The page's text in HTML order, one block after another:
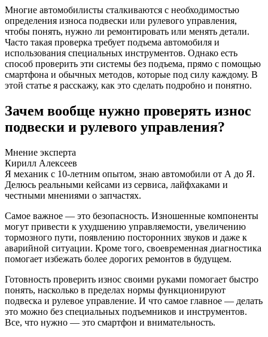
Многие автомобилисты сталкиваются с необходимостью
определения износа подвески или рулевого управления,
чтобы понять, нужно ли ремонтировать или менять детали.
Часто такая проверка требует подъема автомобиля и
использования специальных инструментов. Однако есть
способ проверить эти системы без подъема, прямо с помощью
смартфона и обычных методов, которые под силу каждому. В
этой статье я расскажу, как это сделать подробно и понятно.
Зачем вообще нужно проверять износ
подвески и рулевого управления?
Мнение эксперта
Кирилл Алексеев
Я механик с 10-летним опытом, знаю автомобили от А до Я.
Делюсь реальными кейсами из сервиса, лайфхаками и
честными мнениями о запчастях.
Самое важное — это безопасность. Изношенные компоненты
могут привести к ухудшению управляемости, увеличению
тормозного пути, появлению посторонних звуков и даже к
аварийной ситуации. Кроме того, своевременная диагностика
помогает избежать более дорогих ремонтов в будущем.
Готовность проверить износ своими руками помогает быстро
понять, насколько в пределах нормы функционируют
подвеска и рулевое управление. И что самое главное — делать
это можно без специальных подъемников и инструментов.
Все, что нужно — это смартфон и внимательность.